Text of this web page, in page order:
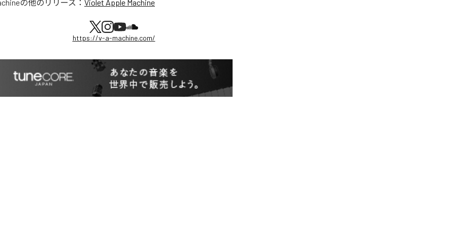
の他のリリース： Violet Apple Machine
https://v-a-machine.com/